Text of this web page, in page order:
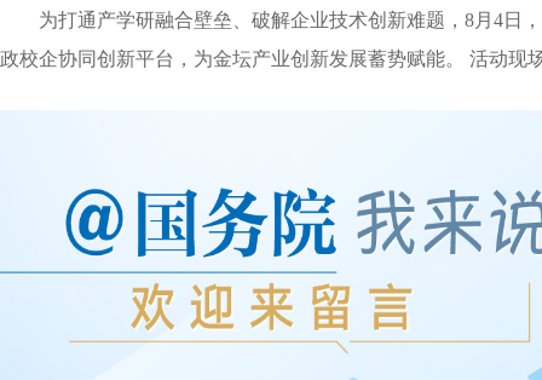
为打通产学研融合壁垒、破解企业技术创新难题，8月4日
政校企协同创新平台，为金坛产业创新发展蓄势赋能。 活动现